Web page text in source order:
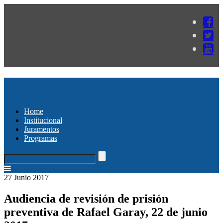
Home
Institucional
Juramentos
Programas
27 Junio 2017
Audiencia de revisión de prisión
preventiva de Rafael Garay, 22 de junio